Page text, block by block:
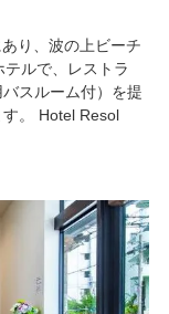
り、波の上ビーチ
ルで、レストラ
スルーム付）を提
。 Hotel Resol